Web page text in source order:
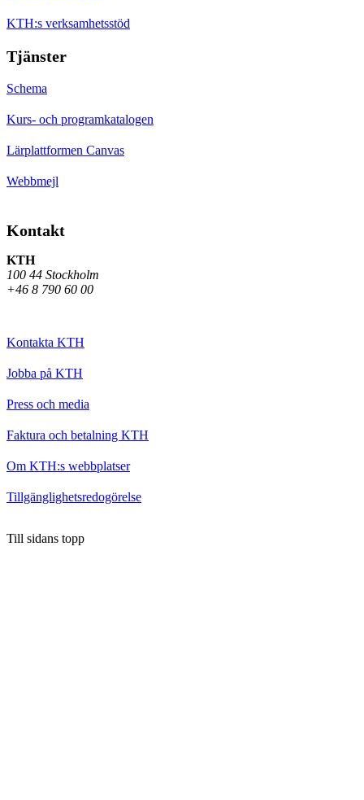
KTH:s verksamhetsstöd
Tjänster
Schema
Kurs- och programkatalogen
Lärplattformen Canvas
Webbmejl
Kontakt
KTH
100 44 Stockholm
+46 8 790 60 00
Kontakta KTH
Jobba på KTH
Press och media
Faktura och betalning KTH
Om KTH:s webbplatser
Tillgänglighetsredogörelse
Till sidans topp